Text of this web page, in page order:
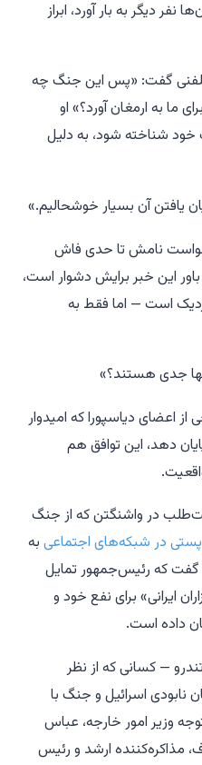
دیگر به بار آورد، ابراز
گفت: «پس این جنگ چه
ما به ارمغان آورد؟» او
شناخته شود، به دلیل
یافتن آن بسیار خوشحالیم.»
نیز خواست نامش تا حدی فاش
این خبر برایش دشوار است،
است — اما فقط به
جدی هستند؟»
از اعضای دیاسپورا که امیدوار
دهد، این توافق هم
در واشنگتن که از جنگ
پستی در شبکه‌های اجتماعی به
گفت که رئیس‌جمهور تمایل
ایرانی» برای نفع خود و
داده است.
— کسانی که از نظر
نابودی اسرائیل و جنگ با
وزیر امور خارجه، عباس
مذاکره‌کننده ارشد و رئیس